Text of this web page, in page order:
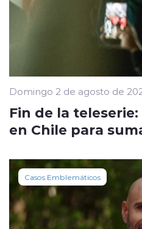
Domingo 2 de agosto de
Fin de la
en Chile para
Casos Emblemáticos